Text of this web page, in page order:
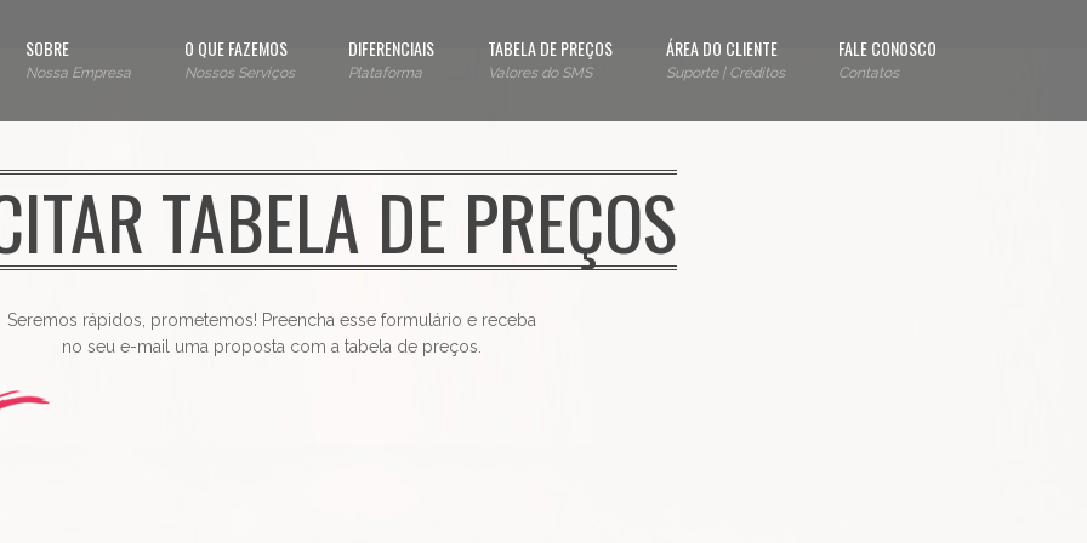
SOBRE
Nossa Empresa
O QUE FAZEMOS
Nossos Serviços
DIFERENCIAIS
Plataforma
TABELA DE PREÇOS
Valores do SMS
ÁREA DO CLIENTE
Suporte | Créditos
FALE CONOSCO
Contatos
TABELA DE PREÇOS
Seremos rápidos, prometemos! Preencha esse formulário e receba
no seu e-mail uma proposta com a tabela de preços.